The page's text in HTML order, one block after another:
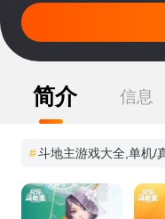
简介 信息
#斗地主游戏大全,单机/